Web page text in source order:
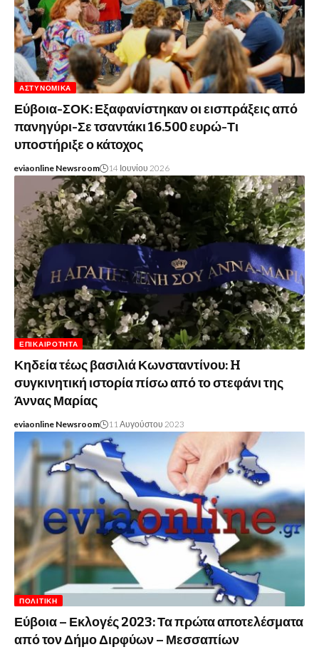
ΑΣΤΥΝΟΜΙΚΆ
Εύβοια-ΣΟΚ: Εξαφανίστηκαν οι εισπράξεις από
πανηγύρι-Σε τσαντάκι 16.500 ευρώ-Τι
υποστήριξε ο κάτοχος
eviaonline Newsroom 14 Ιουνίου 2026
ΕΠΙΚΑΙΡΌΤΗΤΑ
Κηδεία τέως βασιλιά Κωνσταντίνου: H
συγκινητική ιστορία πίσω από το στεφάνι της
Άννας Μαρίας
eviaonline Newsroom 11 Αυγούστου 2023
ΠΟΛΙΤΙΚΉ
Εύβοια – Εκλογές 2023: Τα πρώτα αποτελέσματα
από τον Δήμο Διρφύων – Μεσσαπίων